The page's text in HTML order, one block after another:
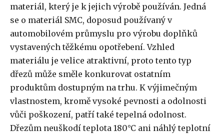
materiál, který je k jejich výrobě používán. Jedná
se o materiál SMC, doposud používaný v
automobilovém průmyslu pro výrobu doplňků
vystavených těžkému opotřebení. Vzhled
materiálu je velice atraktivní, proto tento typ
dřezů může směle konkurovat ostatním
produktům dostupným na trhu. K výjimečným
vlastnostem, kromě vysoké pevnosti a odolnosti
vůči poškození, patří také tepelná odolnost.
Dřezům neuškodí teplota 180°C ani náhlý teplotní